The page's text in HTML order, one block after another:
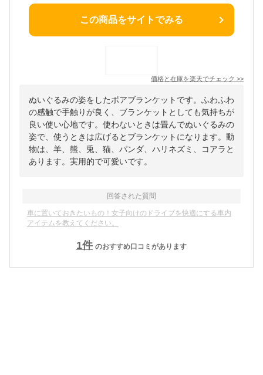
この商品をサイトでみる
価格と在庫を楽天でチェック >>
ぬいぐるみの姿をしたボアブランケットです。ふわふわ
の感触で手触りが良く、ブランケットとしても気持ちが
良い使い心地です。使わないときは畳んでぬいぐるみの
姿で、使うときは広げるとブランケットになります。動
物は、羊、熊、兎、猫、パンダ、ハリネズミ、コアラと
あります。実用的で可愛いです。
回答された質問
車に置いておきたいもの！女子向けのドライブを快適にする車内
アイテムを教えてください。
1件 のおすすめ口コミがあります